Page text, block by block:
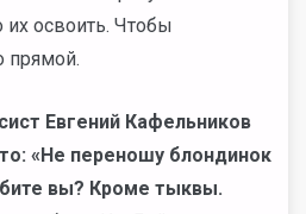
их освоить. Чтобы
прямой.
Евгений Кафельников
«Не переношу блондинок
вы? Кроме тыквы.